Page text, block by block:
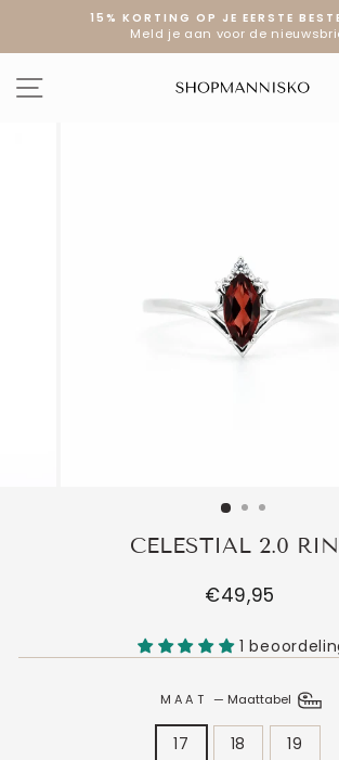
artikel
15% KORTING OP JE EERSTE
Meld je aan voor de
SITE NAVIGATIE
CELESTIAL 2.0
Normale
€49,95
1
MAAT— Maattabel
17 18 19